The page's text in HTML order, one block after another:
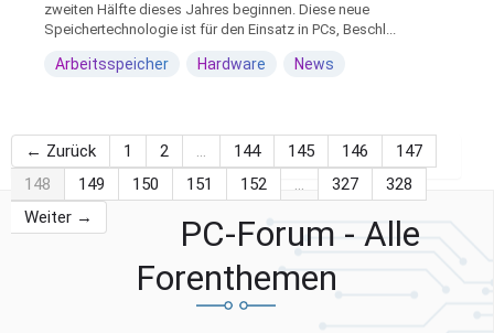
zweiten Hälfte dieses Jahres beginnen. Diese neue
Speichertechnologie ist für den Einsatz in PCs, Beschl...
Arbeitsspeicher Hardware News
← Zurück 1 2 … 144 145 146
147
148
149 150 151 152 … 327
328
Weiter →
PC-Forum - Alle
Forenthemen